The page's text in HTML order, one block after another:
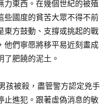
力東西。在幾個世紀的被殖
些國度的貧苦大眾不得不前
東方鼓動、支撐或挑起的戰
他們寧愿將移平易近刻畫成
肥饒的泥土。
孩被殺，盡管警方認定兇手
止進犯。跟著虛偽消息的敏